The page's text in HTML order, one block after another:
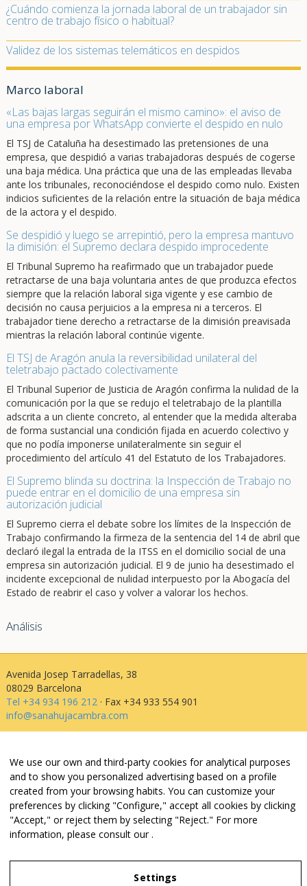
¿Cuándo comienza la jornada laboral de un trabajador sin
centro de trabajo físico o habitual?
Validez de los sistemas telemáticos en despidos
Marco laboral
«Las bajas largas seguirán el mismo camino»: el aviso de
una empresa por WhatsApp convierte el despido en nulo
El TSJ de Cataluña ha desestimado las pretensiones de una
empresa, que despidió a varias trabajadoras después de cogerse
una baja médica. Una práctica que una de las empleadas llevaba
ante los tribunales, reconociéndose el despido como nulo. Existen
indicios suficientes de la relación entre la situación de baja médica
de la actora y el despido.
Se despidió y luego se arrepintió, pero la empresa mantuvo
la dimisión: el Supremo declara despido improcedente
El Tribunal Supremo ha reafirmado que un trabajador puede
retractarse de una baja voluntaria antes de que produzca efectos
siempre que la relación laboral siga vigente y ese cambio de
decisión no causa perjuicios a la empresa ni a terceros. El
trabajador tiene derecho a retractarse de la dimisión preavisada
mientras la relación laboral continúe vigente.
El TSJ de Aragón anula la reversibilidad unilateral del
teletrabajo pactado colectivamente
El Tribunal Superior de Justicia de Aragón confirma la nulidad de la
comunicación por la que se redujo el teletrabajo de la plantilla
adscrita a un cliente concreto, al entender que la medida alteraba
de forma sustancial una condición fijada en acuerdo colectivo y
que no podía imponerse unilateralmente sin seguir el
procedimiento del artículo 41 del Estatuto de los Trabajadores.
El Supremo blinda su doctrina: la Inspección de Trabajo no
puede entrar en el domicilio de una empresa sin
autorización judicial
El Supremo cierra el debate sobre los límites de la Inspección de
Trabajo confirmando la firmeza de la sentencia del 14 de abril que
declaró ilegal la entrada de la ITSS en el domicilio social de una
empresa sin autorización judicial. El 9 de junio ha desestimado el
incidente excepcional de nulidad interpuesto por la Abogacía del
Estado de reabrir el caso y volver a valorar los hechos.
Análisis
Avenida Josep Tarradellas, 38
08029 Barcelona
Tel +34 934 196 212· Fax +34 933 554 901
info@sanahujacambra.com
Política de privacidad
Política de cookies
Política de web i redes
Parking público: Avenida Josep Tarradellas, 38
We use our own and third-party cookies for analytical purposes
and to show you personalized advertising based on a profile
created from your browsing habits. You can customize your
preferences by clicking "Configure," accept all cookies by clicking
"Accept," or reject them by selecting "Reject." For more
information, please consult our.
Settings
Legal Notice